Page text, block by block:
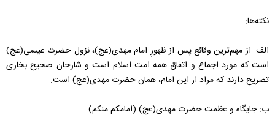
نکته‌ها:
الف: از مهم‌ترین وقائع پس از ظهورِ امام مهدی(عج)، نزول حضرت عیسی(عج)
است که مورد اجماع و اتفاق همه امت اسلام است و شارحان صحیح بخاری
تصریح دارند که مراد از این امام، همان حضرت مهدی(عج) است.
ب: جایگاه و عظمت حضرت مهدی(عج) (امامكم‌ منكم‌)